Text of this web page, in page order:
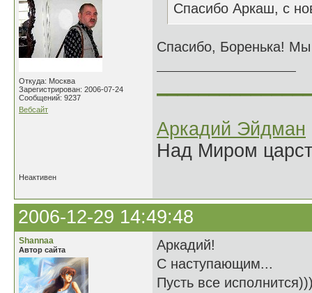
Откуда: Москва
Зарегистрирован: 2006-07-24
Сообщений: 9237
Вебсайт
Спасибо Аркаш, с
Спасибо, Боренька!
Аркадий Эйдман
Над Миром
Неактивен
2006-12-29 14:49:48
Shannaa
Автор сайта
Аркадий!
С наступающим...
Пусть все